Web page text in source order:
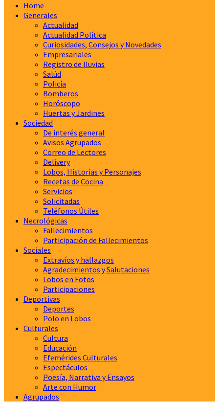
Home
Generales
Actualidad
Actualidad Política
Curiosidades, Consejos y Novedades
Empresariales
Registro de lluvias
Salúd
Policía
Bomberos
Horóscopo
Huertas y Jardines
Sociedad
De interés general
Avisos Agrupados
Correo de Lectores
Delivery
Lobos, Historias y Personajes
Recetas de Cocina
Servicios
Solicitadas
Teléfonos Útiles
Necrológicas
Fallecimientos
Participación de Fallecimientos
Sociales
Extravíos y hallazgos
Agradecimientos y Salutaciones
Lobos en Fotos
Participaciones
Deportivas
Deportes
Polo en Lobos
Culturales
Cultura
Educación
Efemérides Culturales
Espectáculos
Poesía, Narrativa y Ensayos
Arte con Humor
Agrupados